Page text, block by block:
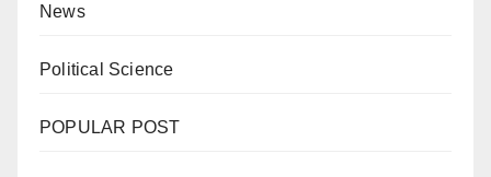
News
Political Science
POPULAR POST